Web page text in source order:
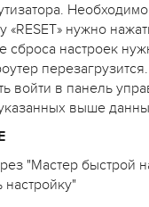
«RESET» нужно
сброса настроек
войти в панель
выше
"Мастер быстрой